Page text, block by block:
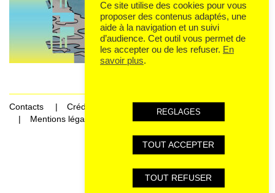
Contacts
Crédits
Mentions légales et données personnelles
Ce site utilise des cookies pour vous
proposer des contenus adaptés, une
aide à la navigation et un suivi
d’audience. Cet outil vous permet de
les accepter ou de les refuser. En
savoir plus.
REGLAGES
TOUT ACCEPTER
TOUT REFUSER